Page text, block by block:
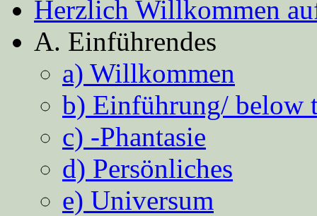
Herzlich Willkommen
A. Einführendes
a) Willkommen
b) Einführung/ below
c) -Phantasie
d) Persönliches
e) Universum